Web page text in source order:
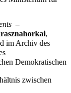
–
,
im Archiv des
Demokratischen
zwischen